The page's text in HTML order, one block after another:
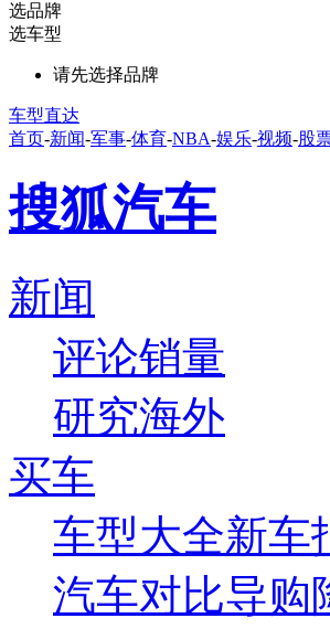
选品牌
选车型
请先选择品牌
车型直达
首页-新闻-军事-体育-NBA-娱乐-视频-股
搜狐汽车
新闻
评论销量
研究海外
买车
车型大全新车
汽车对比导购